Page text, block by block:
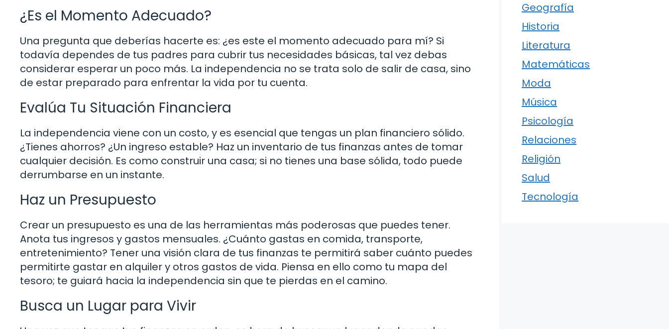
¿Es el Momento Adecuado?
Una pregunta que deberías hacerte es: ¿es este el momento adecuado para mí? Si
todavía dependes de tus padres para cubrir tus necesidades básicas, tal vez debas
considerar esperar un poco más. La independencia no se trata solo de salir de casa, sino
de estar preparado para enfrentar la vida por tu cuenta.
Evalúa Tu Situación Financiera
La independencia viene con un costo, y es esencial que tengas un plan financiero sólido.
¿Tienes ahorros? ¿Un ingreso estable? Haz un inventario de tus finanzas antes de tomar
cualquier decisión. Es como construir una casa; si no tienes una base sólida, todo puede
derrumbarse en un instante.
Haz un Presupuesto
Crear un presupuesto es una de las herramientas más poderosas que puedes tener.
Anota tus ingresos y gastos mensuales. ¿Cuánto gastas en comida, transporte,
entretenimiento? Tener una visión clara de tus finanzas te permitirá saber cuánto puedes
permitirte gastar en alquiler y otros gastos de vida. Piensa en ello como tu mapa del
tesoro; te guiará hacia la independencia sin que te pierdas en el camino.
Busca un Lugar para Vivir
Geografía
Historia
Literatura
Matemáticas
Moda
Música
Psicología
Relaciones
Religión
Salud
Tecnología